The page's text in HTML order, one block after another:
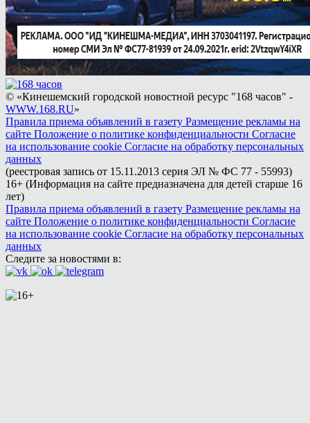
© «Кинешемский городской новостной ресурс "168 часов" -
WWW.168.RU»
Правила приема объявлений в газету Размещение рекламы на
сайте Положение о политике конфиденциальности Согласие
на использование cookie Согласие на обработку персональных
данных
(реестровая запись от 15.11.2013 серия ЭЛ № ФС 77 - 55993)
16+ (Информация на сайте предназначена для детей старше 16
лет)
Правила приема объявлений в газету Размещение рекламы на
сайте Положение о политике конфиденциальности Согласие
на использование cookie Согласие на обработку персональных
данных
Следите за новостями в: